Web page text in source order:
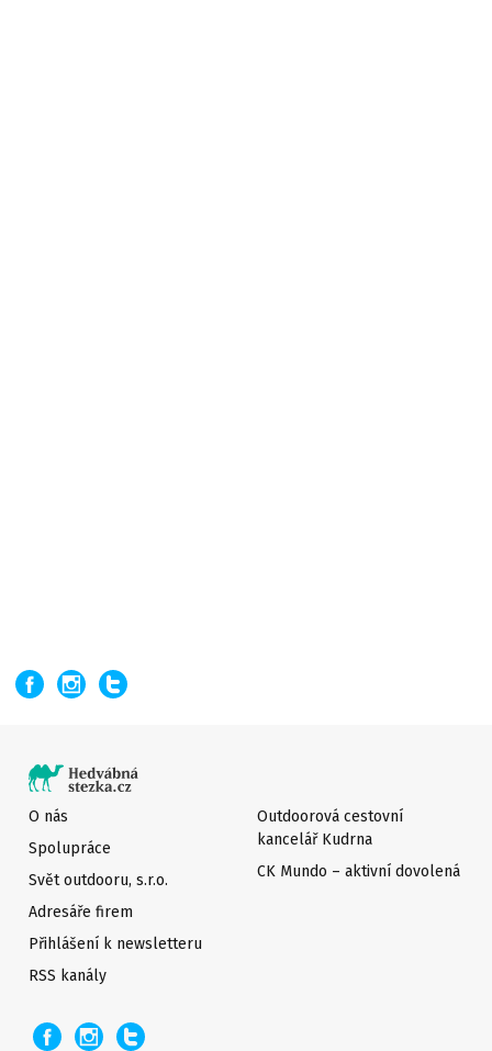
O nás
Spolupráce
Svět outdooru, s.r.o.
Adresáře firem
Přihlášení k newsletteru
Outdoorová cestovní
kancelář Kudrna
CK Mundo – aktivní dovolená
RSS kanály